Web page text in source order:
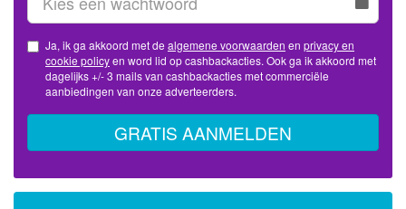
Ja, ik ga akkoord met de algemene voorwaarden en privacy en
cookie policy
dagelijks +/- 3 mails van cashbackacties met commerciële
aanbiedingen van onze adverteerders.
GRATIS AANMELDEN